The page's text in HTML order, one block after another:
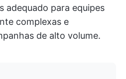
adequado para equipes
complexas e
de alto volume.